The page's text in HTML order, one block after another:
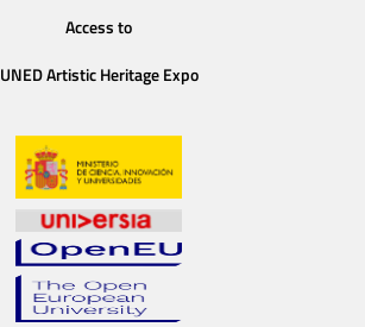
Access to
UNED Artistic Heritage Expo